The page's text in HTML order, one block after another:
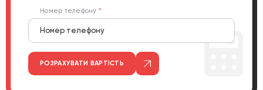
Номер телефону
РОЗРАХУВАТИ ВАРТІСТЬ